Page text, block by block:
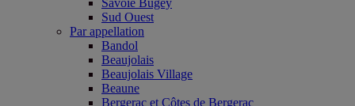
Savoie Bugey
Sud Ouest
Par appellation
Bandol
Beaujolais
Beaujolais Village
Beaune
Bergerac et Côtes de Bergerac